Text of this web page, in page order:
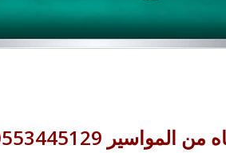
0553445129